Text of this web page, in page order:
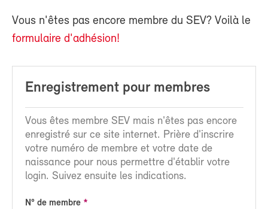
Vous n'êtes pas encore membre du SEV? Voilà le
formulaire d'adhésion!
Enregistrement pour membres
Vous êtes membre SEV mais n'êtes pas encore
enregistré sur ce site internet. Prière d'inscrire
votre numéro de membre et votre date de
naissance pour nous permettre d'établir votre
login. Suivez ensuite les indications.
N° de membre